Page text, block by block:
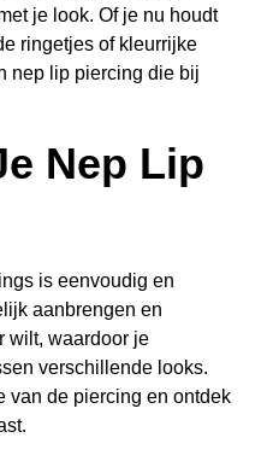
je look. Of je nu houdt
ringetjes of kleurrijke
nep lip piercing die bij
Nep Lip
is eenvoudig en
aanbrengen en
wilt, waardoor je
verschillende looks.
van de piercing en ontdek